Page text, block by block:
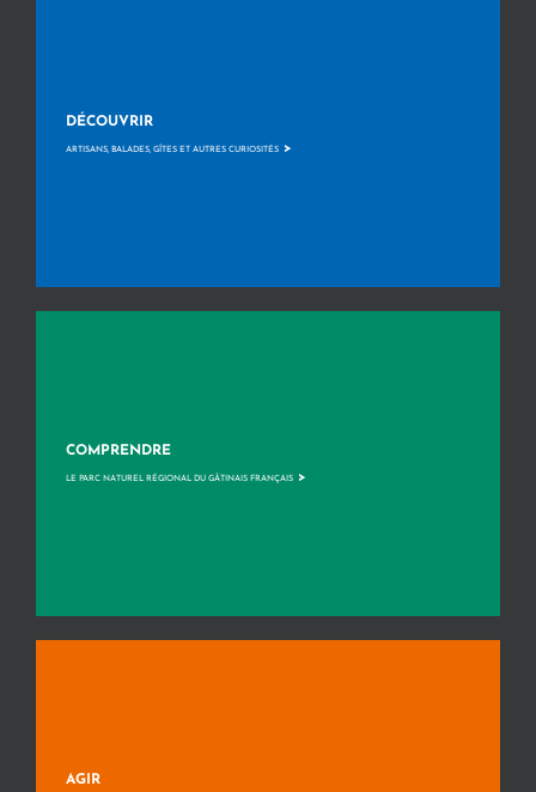
DÉCOUVRIR
ARTISANS, BALADES, GÎTES ET AUTRES CURIOSITÉS >
COMPRENDRE
LE PARC NATUREL RÉGIONAL DU GÂTINAIS FRANÇAIS >
AGIR